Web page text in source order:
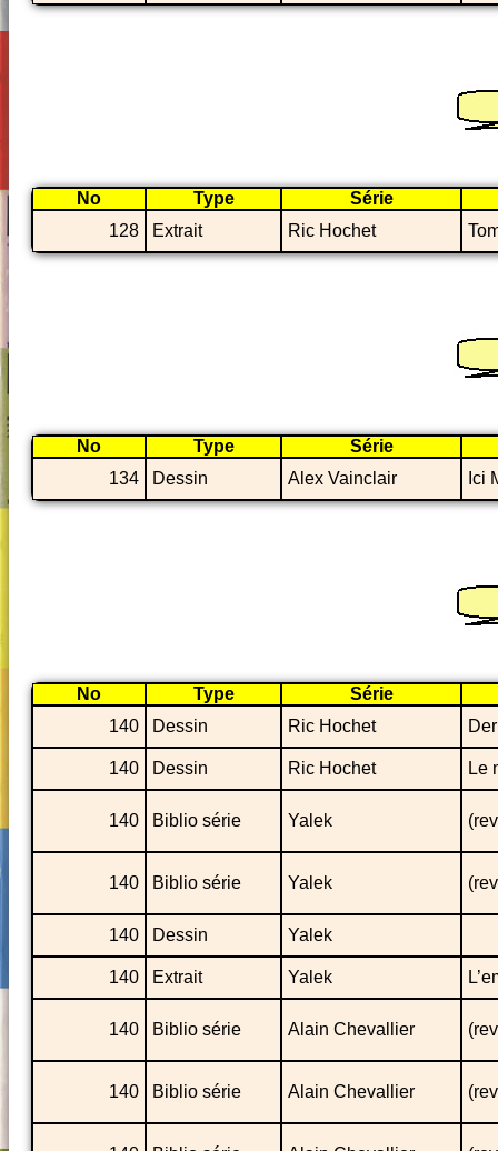
No Type
Série
128
Extrait Ric Hochet
No Type
Série
134
Dessin Alex Vainclair Ici
No Type
Série
140
Dessin Ric Hochet
140 Dessin Ric Hochet Le
140 Biblio série Yalek
140 Biblio série Yalek
140 Dessin Yalek
140 Extrait Yalek
140 Biblio série Alain Chevallier
140 Biblio série Alain Chevallier